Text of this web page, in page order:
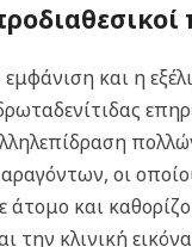
και η
οι
άτομο και
την κλινική